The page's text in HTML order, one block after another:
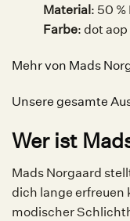
Material : 50
Farbe: dot
Mehr von Mads
Unsere gesamte
Wer ist
Mads Norgaard
dich lange erfreuen
modischer